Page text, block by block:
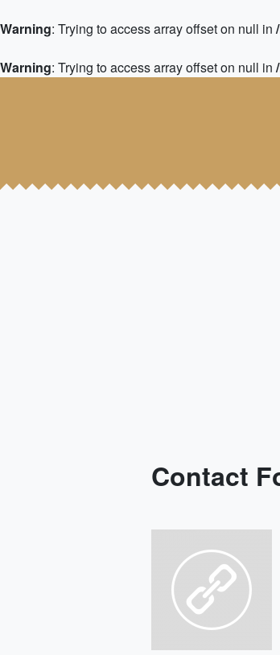
Warning: Trying to access array offset on null in
Warning: Trying to access array offset on null in
Contact